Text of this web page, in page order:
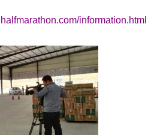
information.html